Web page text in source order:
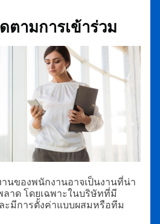
ตามการเข้าร่วม
นของพนักงานอาจเป็นงานที่น่า
ลาด โดยเฉพาะในบริษัทที่มี
มีการตั้งค่าแบบผสมหรือทีม